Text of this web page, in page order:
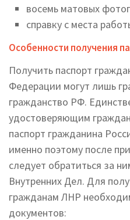
восемь матовых
справку с места
Особенности получения
Получить паспорт
Федерации могут лишь
гражданство РФ.
удостоверяющим
паспорт гражданина
именно поэтому после
следует обратиться за
Внутренних Дел. Для
гражданам ЛНР
документов: